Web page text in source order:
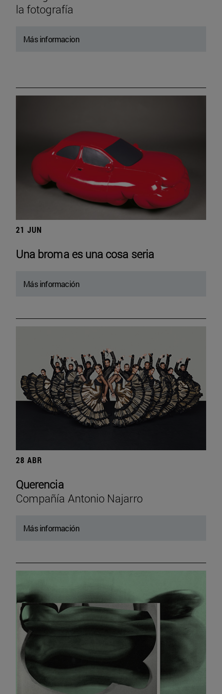
la fotografía
Más informacion
21 JUN
Una broma es una cosa seria
Más información
28 ABR
Querencia
Compañía Antonio Najarro
Más información